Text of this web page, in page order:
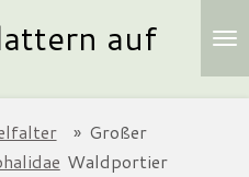
auf
» Großer
Waldportier